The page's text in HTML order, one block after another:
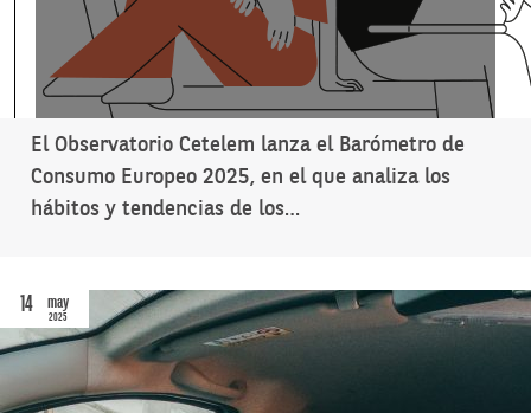
El Observatorio Cetelem lanza el Barómetro de
Consumo Europeo 2025, en el que analiza los
hábitos y tendencias de los…
14 may
2025